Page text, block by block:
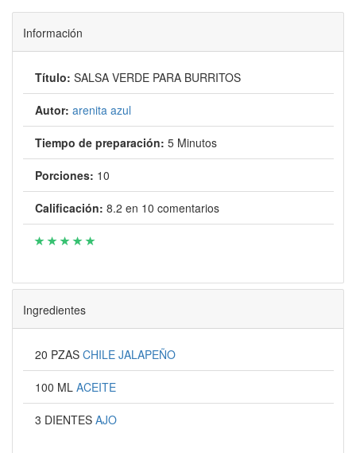
Información
Título: SALSA VERDE PARA BURRITOS
Autor: arenita azul
Tiempo de preparación: 5 Minutos
Porciones: 10
Calificación: 8.2 en 10 comentarios
Ingredientes
20 PZAS CHILE JALAPEÑO
100 ML ACEITE
3 DIENTES AJO